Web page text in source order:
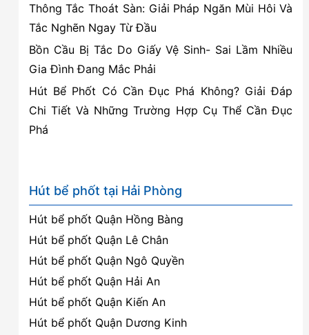
Thông Tắc Thoát Sàn: Giải Pháp Ngăn Mùi Hôi Và
Tắc Nghẽn Ngay Từ Đầu
Bồn Cầu Bị Tắc Do Giấy Vệ Sinh- Sai Lầm Nhiều
Gia Đình Đang Mắc Phải
Hút Bể Phốt Có Cần Đục Phá Không? Giải Đáp
Chi Tiết Và Những Trường Hợp Cụ Thể Cần Đục
Phá
Hút bể phốt tại Hải Phòng
Hút bể phốt Quận Hồng Bàng
Hút bể phốt Quận Lê Chân
Hút bể phốt Quận Ngô Quyền
Hút bể phốt Quận Hải An
Hút bể phốt Quận Kiến An
Hút bể phốt Quận Dương Kinh